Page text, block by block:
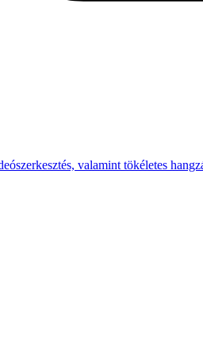
valamint tökéletes